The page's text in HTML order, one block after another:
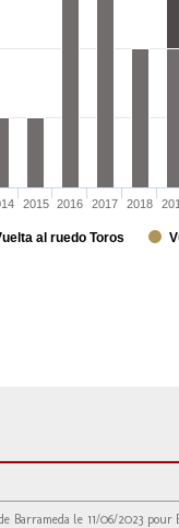
al ruedo Toros
2015 2016 2017 2018
Barrameda le 11/06/2023 pour